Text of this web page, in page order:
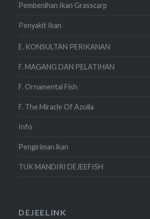
Pembenihan Ikan Grasscarp
Penyakit Ikan
E. KONSULTAN PERIKANAN
F. MAGANG DAN PELATIHAN
F. Ornamental Fish
F. The Miracle Of Azolla
Info
Pengiriman ikan
TUK MANDIRI DEJEEFISH
DEJEELINK